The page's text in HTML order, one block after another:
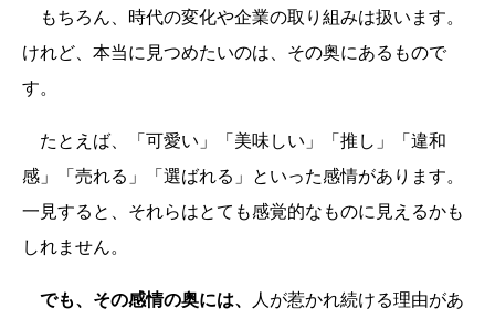
もちろん、時代の変化や企業の取り組みは扱います。
けれど、本当に見つめたいのは、その奥にあるもので
す。
たとえば、「可愛い」「美味しい」「推し」「違和
感」「売れる」「選ばれる」といった感情があります。
一見すると、それらはとても感覚的なものに見えるかも
しれません。
でも、その感情の奥には、
人が惹かれ続ける理由があ